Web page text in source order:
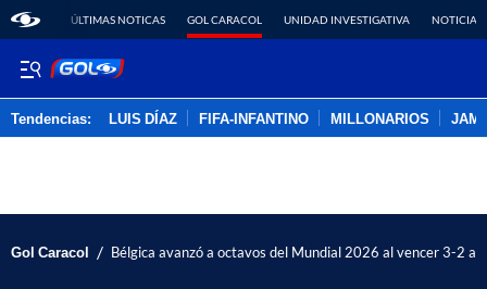
ÚLTIMAS NOTICAS GOL CARACOL UNIDAD INVESTIGATIVA NOTICIAS
Tendencias: LUIS DÍAZ FIFA-INFANTINO MILLONARIOS
Gol Caracol / Bélgica avanzó a octavos del Mundial 2026 al vencer 3-2 a